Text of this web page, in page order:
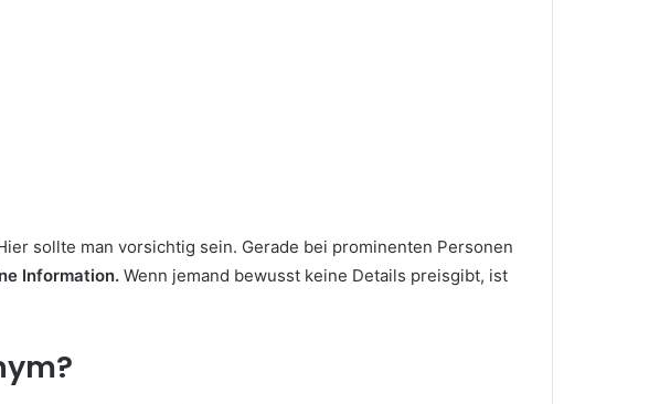
sollte man vorsichtig sein. Gerade bei prominenten Personen
Information. Wenn jemand bewusst keine Details preisgibt, ist